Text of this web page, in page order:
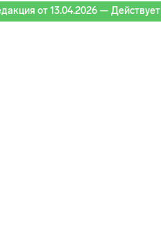
от 13.04.2026 —